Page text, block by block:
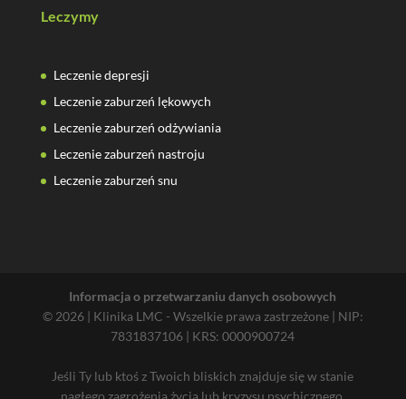
Leczymy
Leczenie depresji
Leczenie zaburzeń lękowych
Leczenie zaburzeń odżywiania
Leczenie zaburzeń nastroju
Leczenie zaburzeń snu
Informacja o przetwarzaniu danych osobowych
© 2026 | Klinika LMC - Wszelkie prawa zastrzeżone | NIP:
7831837106 | KRS: 0000900724
Jeśli Ty lub ktoś z Twoich bliskich znajduje się w stanie
nagłego zagrożenia życia lub kryzysu psychicznego,